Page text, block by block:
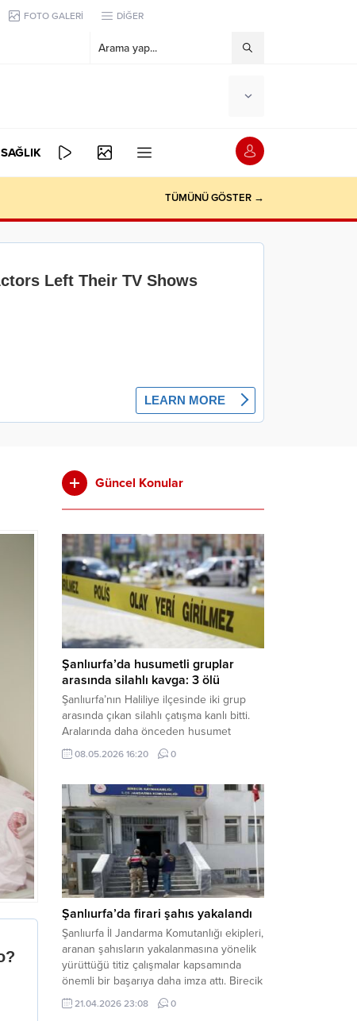
FOTO GALERİ DİĞER
SAĞLIK
TÜMÜNÜ GÖSTER →
Güncel Konular
Şanlıurfa’da husumetli gruplar
arasında silahlı kavga: 3 ölü
Şanlıurfa’nın Haliliye ilçesinde iki grup
arasında çıkan silahlı çatışma kanlı bitti.
Aralarında daha önceden husumet
olduğu öğrenilen tarafların kavgası
neticesinde 3 kişi olay yerinde yaşamını
ilçesine bağlı kırsal Konaç Mahallesi’nde
meydana geldi. Edinilen bilgilere göre,
aralarında husumet bulunan iki grup
arasında henüz belirlenemeyen bir...
08.05.2026 16:20 0
Şanlıurfa’da firari şahıs yakalandı
Şanlıurfa İl Jandarma Komutanlığı ekipleri,
aranan şahısların yakalanmasına yönelik
yürüttüğü titiz çalışmalar kapsamında
önemli bir başarıya daha imza attı. Birecik
ilçesinde düzenlenen operasyonla,
hakkında kesinleşmiş hapis cezası
21.04.2026 23:08 0